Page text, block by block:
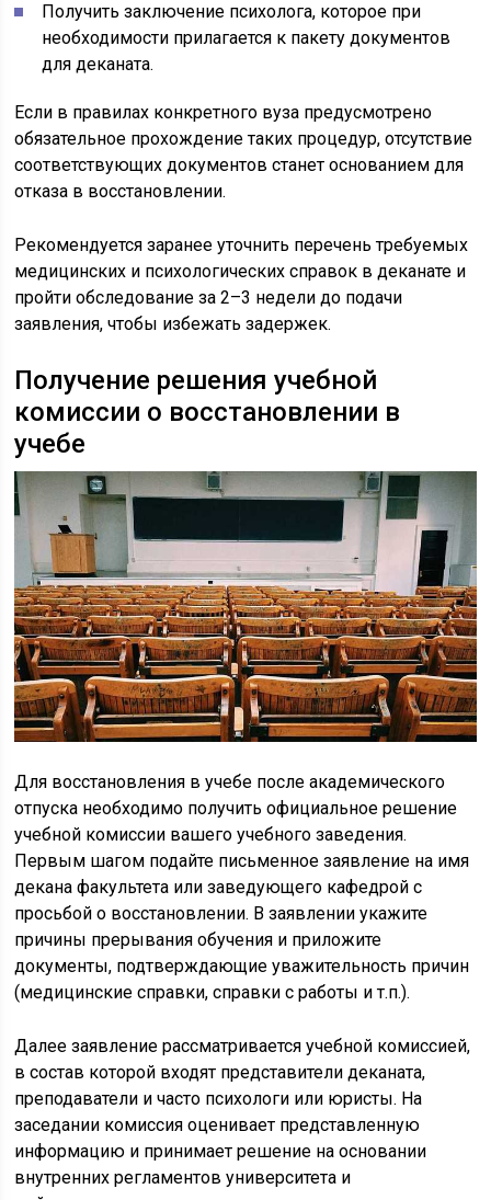
Получить заключение психолога, которое при
необходимости прилагается к пакету документов
для деканата.
Если в правилах конкретного вуза предусмотрено
обязательное прохождение таких процедур, отсутствие
соответствующих документов станет основанием для
отказа в восстановлении.
Рекомендуется заранее уточнить перечень требуемых
медицинских и психологических справок в деканате и
пройти обследование за 2–3 недели до подачи
заявления, чтобы избежать задержек.
Получение решения учебной
комиссии о восстановлении в
учебе
Для восстановления в учебе после академического
отпуска необходимо получить официальное решение
учебной комиссии вашего учебного заведения.
Первым шагом подайте письменное заявление на имя
декана факультета или заведующего кафедрой с
просьбой о восстановлении. В заявлении укажите
причины прерывания обучения и приложите
документы, подтверждающие уважительность причин
(медицинские справки, справки с работы и т.п.).
Далее заявление рассматривается учебной комиссией,
в состав которой входят представители деканата,
преподаватели и часто психологи или юристы. На
заседании комиссия оценивает представленную
информацию и принимает решение на основании
внутренних регламентов университета и